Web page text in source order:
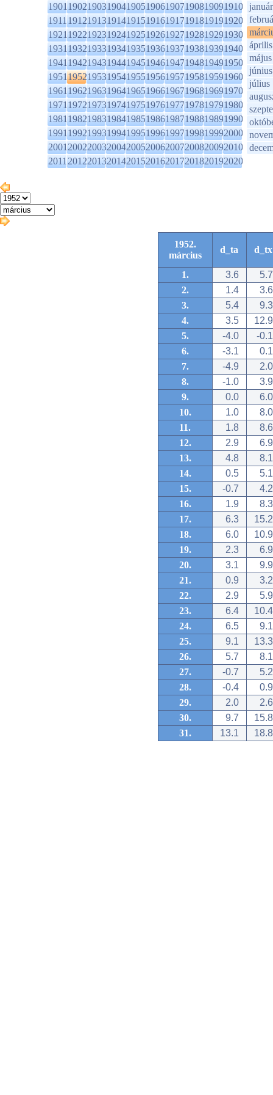
1901190219031904190519061907190819091910
1911191219131914191519161917191819191920
1921192219231924192519261927192819291930
1931193219331934193519361937193819391940
1941194219431944194519461947194819491950
1951195219531954195519561957195819591960
1961196219631964196519661967196819691970
1971197219731974197519761977197819791980
1981198219831984198519861987198819891990
1991199219931994199519961997199819992000
2001200220032004200520062007200820092010
2011201220132014201520162017201820192020
január
április
május
június
július
1952.
március
d_ta d_tx
1. 3.6
5.7
2.
1.4
3.6
3.
5.4
9.3
4.
3.5
12.9
5.
-4.0
-0.1
6.
-3.1
0.1
7.
-4.9
2.0
8.
-1.0
3.9
9.
0.0
6.0
10.
1.0
8.0
11.
1.8
8.6
12.
2.9
6.9
13.
4.8
8.1
14.
0.5
5.1
15.
-0.7
4.2
16.
1.9
8.3
17.
6.3
15.2
18.
6.0
10.9
19.
2.3
6.9
20.
3.1
9.9
21.
0.9
3.2
22.
2.9
5.9
23.
6.4
10.4
24.
6.5
9.1
25.
9.1
13.3
26.
5.7
8.1
27.
-0.7
5.2
28.
-0.4
0.9
29.
2.0
2.6
30.
9.7
15.8
31.
13.1 18.8